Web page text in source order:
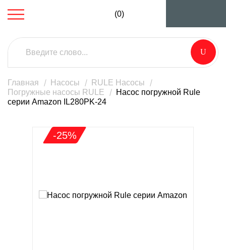
(0)
Главная Насосы
RULE Насосы
Погружные насосы RULE
Насос погружной Rule
серии Amazon IL280PK-24
-25%